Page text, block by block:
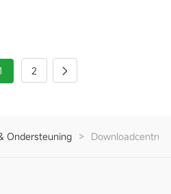
2
Ondersteuning > Downloadcentrum